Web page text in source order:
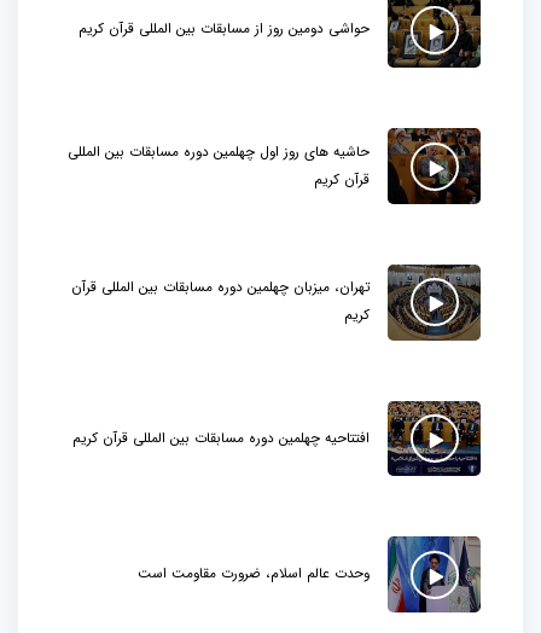
حواشی دومین روز از مسابقات بین المللی قرآن کریم
حاشیه های روز اول چهلمین دوره مسابقات بین المللی
قرآن کریم
تهران، میزبان چهلمین دوره مسابقات بین المللی قرآن
کریم
افتتاحیه چهلمین دوره مسابقات بین المللی قرآن کریم
وحدت عالم اسلام، ضرورت مقاومت است